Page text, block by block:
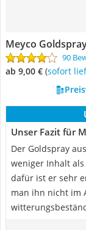
Meyco
90
ab 9,00 € ( Sofort
Unser Fazit für
Der Goldspray
weniger Inhalt
dafür ist er sehr
man ihn nicht im